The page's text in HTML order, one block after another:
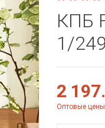
КПБ
1/
2
Оптовые цены